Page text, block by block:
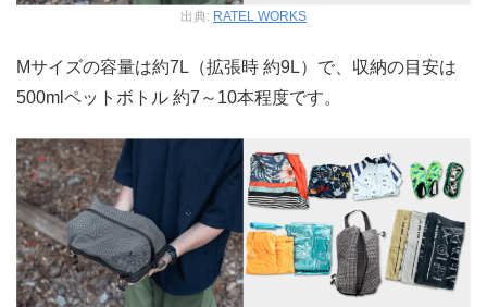
出典: RATEL WORKS
Mサイズの容量は約7L（拡張時 約9L）で、収納の目安は
500mlペットボトル 約7～10本程度です。